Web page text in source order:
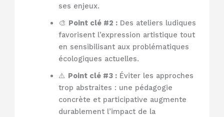
ses enjeux.
🎨 Point clé #2 :Des ateliers ludiques
favorisent l’expression artistique tout
en sensibilisant aux problématiques
écologiques actuelles.
⚠️ Point clé #3 :Éviter les approches
trop abstraites : une pédagogie
concrète et participative augmente
durablement l’impact de la